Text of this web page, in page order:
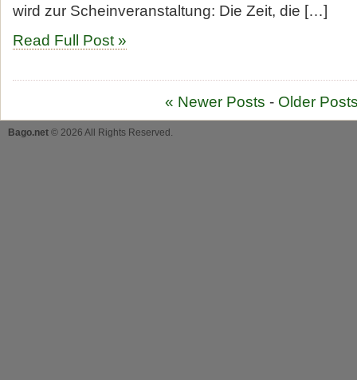
wird zur Scheinveranstaltung: Die Zeit, die […]
Read Full Post »
« Newer Posts - Older
Bago.net © 2026 All Rights Reserved.